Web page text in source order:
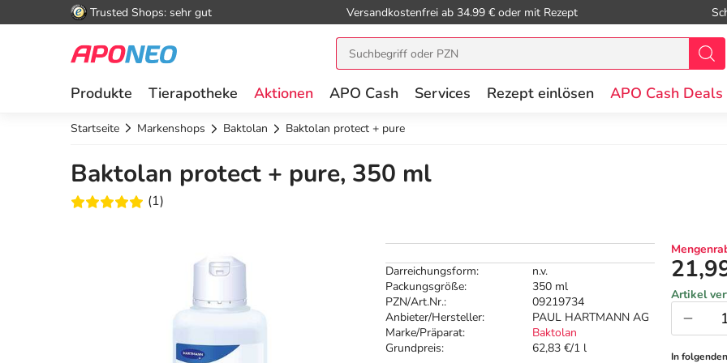
Trusted Shops: sehr gut Versandkostenfrei ab 34.99 € oder mit Rezept
Produkte Tierapotheke Aktionen APO Cash Services Rezept einlösen APO Cash Deals
Startseite Markenshops Baktolan Baktolan protect + pure
Baktolan protect + pure, 350 ml
(1)
Darreichungsform:
n.v.
Packungsgröße:
350 ml
PZN/Art.Nr.:
09219734
Anbieter/Hersteller:
PAUL HARTMANN AG
Marke/Präparat:
Baktolan
Grundpreis:
62,83 €/1 l
Artikel
In